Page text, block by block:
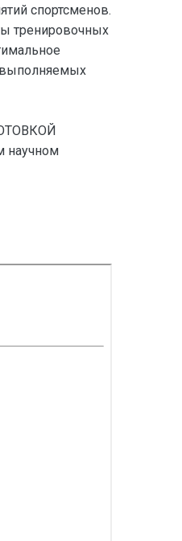
спортсменов.
тренировочных
выполняемых
научном